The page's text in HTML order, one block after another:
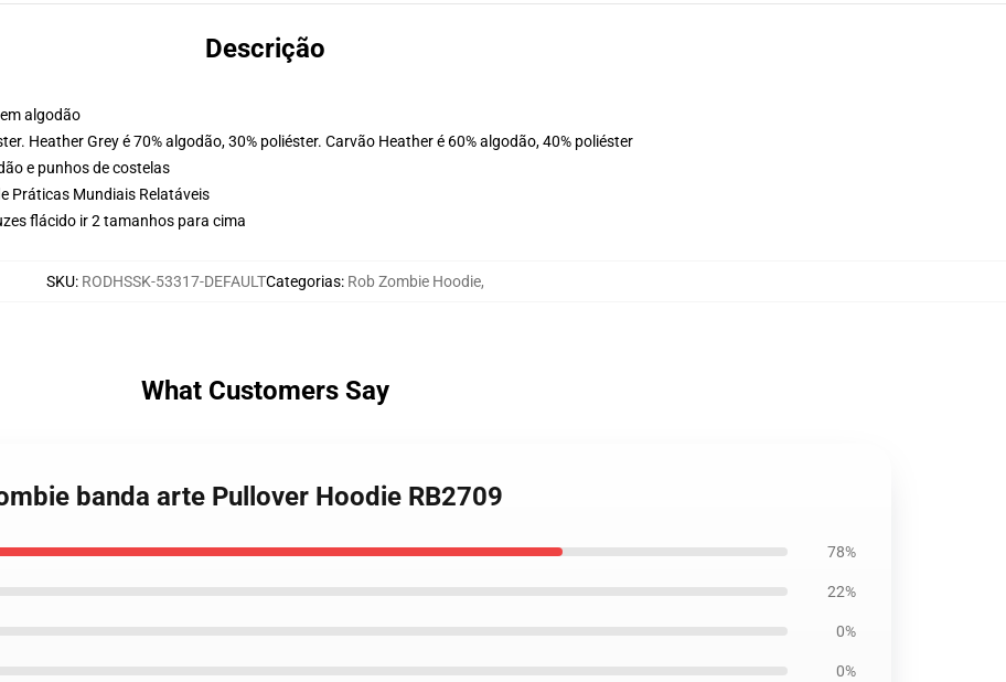
Descrição
algodão
Heather Grey é 70% algodão, 30% poliéster. Carvão Heather é 60% algodão, 40% poliéster
e punhos de costelas
Práticas Mundiais Relatáveis
flácido ir 2 tamanhos para cima
SKU: RODHSSK-53317-DEFAULTCategorias: Rob Zombie Hoodie,
What Customers Say
banda arte Pullover Hoodie RB2709
78%
22%
0%
0%